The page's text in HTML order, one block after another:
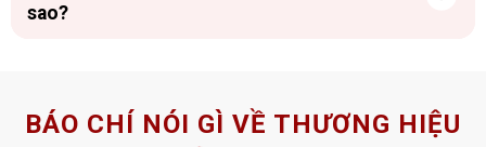
sao?
BÁO CHÍ NÓI GÌ VỀ THƯƠNG HIỆU